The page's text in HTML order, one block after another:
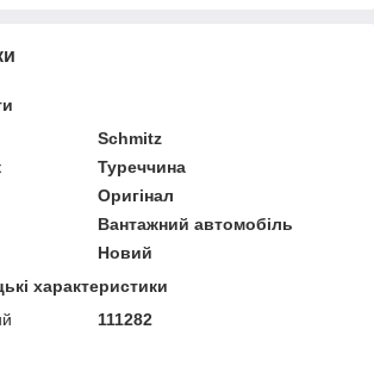
Schmitz
Туреччина
Оригінал
Вантажний автомобіль
Новий
характеристики
111282